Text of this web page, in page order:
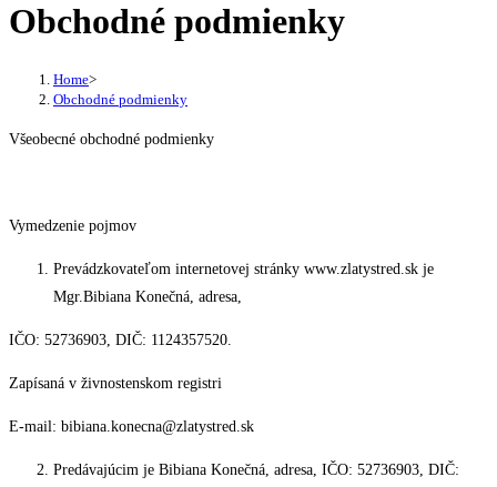
Obchodné podmienky
Home>
Obchodné podmienky
Všeobecné obchodné podmienky
Vymedzenie pojmov
Prevádzkovateľom internetovej stránky www.zlatystred.sk je
Mgr.Bibiana Konečná, adresa,
IČO: 52736903, DIČ: 1124357520.
Zapísaná v živnostenskom registri
E-mail: bibiana.konecna@zlatystred.sk
Predávajúcim je Bibiana Konečná, adresa, IČO: 52736903, DIČ: